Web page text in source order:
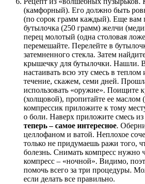
(камфорный). Его должно быть
(по сорок грамм каждый). Еще вам
бутылочка (250 грамм) желчи
перец молотый (одна столовая
перемешайте. Перелейте в
затемненного стекла. Затем
крышечку для бутылочки. Нашли.
настаивать всю эту смесь в теплом
течение, скажем, семи дней.
использовать «оружие». Поищите
(холщовой), пропитайте ее маслом
компрессик приложите к тому
о боли. Наверх приложите смесь
теперь – самое интересное.
целлофаном и ватой. Неплохое
только не придумаешь ражи того,
болезнь. Снимать компресс нужно
компресс – «ночной». Видимо,
помочь всего за три процедуры.
если делать все правильно.